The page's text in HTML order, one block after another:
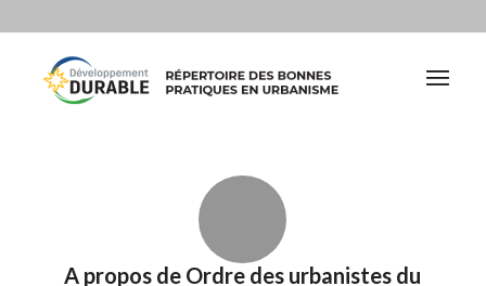
A propos de Ordre des urbanistes du